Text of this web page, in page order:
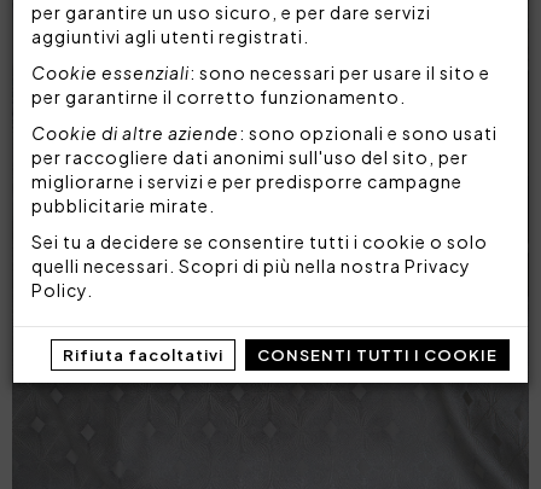
per garantire un uso sicuro, e per dare servizi
aggiuntivi agli utenti registrati.
Cookie essenziali: sono necessari per usare il sito e
per garantirne il corretto funzionamento.
Cookie di altre aziende: sono opzionali e sono usati
per raccogliere dati anonimi sull'uso del sito, per
migliorarne i servizi e per predisporre campagne
pubblicitarie mirate.
Sei tu a decidere se consentire tutti i cookie o solo
quelli necessari. Scopri di più nella nostra Privacy
Policy
Rifiuta facoltativi CONSENTI TUTTI I COOKIE